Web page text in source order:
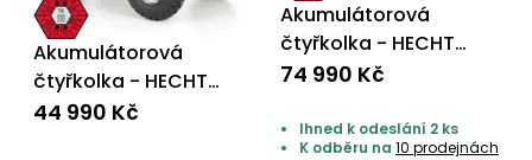
Akumulátorová
čtyřkolka - HECHT
56155 RED
44 990 Kč
Akumulátorová
čtyřkolka - HECHT
59399 ARMY
74 990 Kč
Ihned k odeslání 2 ks
K odběru na 10 prodejnách